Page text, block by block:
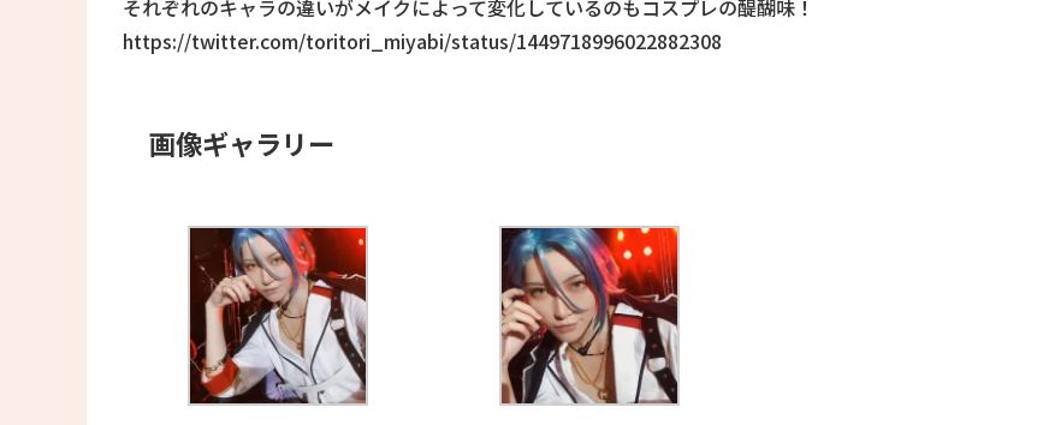
それぞれのキャラの違いがメイクによって変化しているのもコスプレの醍醐味！
https://twitter.com/toritori_miyabi/status/1449718996022882308
画像ギャラリー